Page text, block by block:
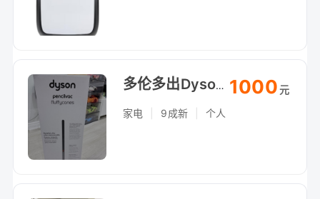
多伦多出Dyson吸尘器，功能正常，自提（Arthur Bonner Ave）
家电 9成新 个人
1000元